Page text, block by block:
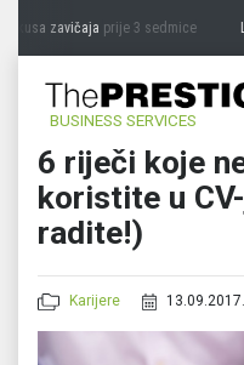
ukusa zavičajaprije 3 sedmice
BUSINESS SERVICES
6 riječi koje
koristite u
radite!)
Karijere 13.09.2017.